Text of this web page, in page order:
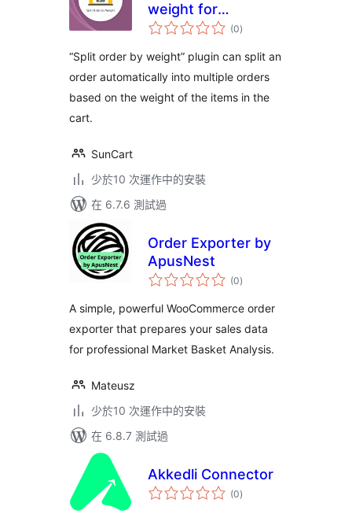
weight for
WooCommerce
(0總
評)
“Split order by weight” plugin can split an
order automatically into multiple orders
based on the weight of the items in the
cart.
SunCart
少於10 次運作中的安裝
在 6.7.6 測試過
Order Exporter by
ApusNest
(0總
評)
A simple, powerful WooCommerce order
exporter that prepares your sales data
for professional Market Basket Analysis.
Mateusz
少於10 次運作中的安裝
在 6.8.7 測試過
Akkedli Connector
(0總
評)